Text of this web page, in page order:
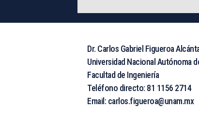
Dr. Carlos Gabriel Figueroa
Universidad Nacional Autónoma
Facultad de Ingeniería
Teléfono directo: 81 1156 2714
Email: carlos.figueroa@unam.mx